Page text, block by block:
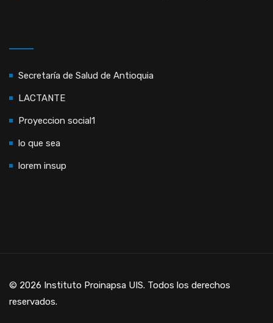
Secretaría de Salud de Antioquia
LACTANTE
Proyeccion social1
lo que sea
lorem insup
© 2026 Instituto Proinapsa UIS. Todos los derechos
reservados.